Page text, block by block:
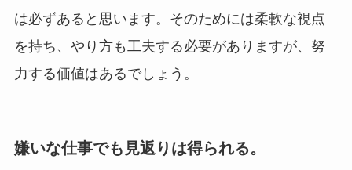
は必ずあると思います。そのためには柔軟な視点
を持ち、やり方も工夫する必要がありますが、努
力する価値はあるでしょう。
嫌いな仕事でも見返りは得られる。